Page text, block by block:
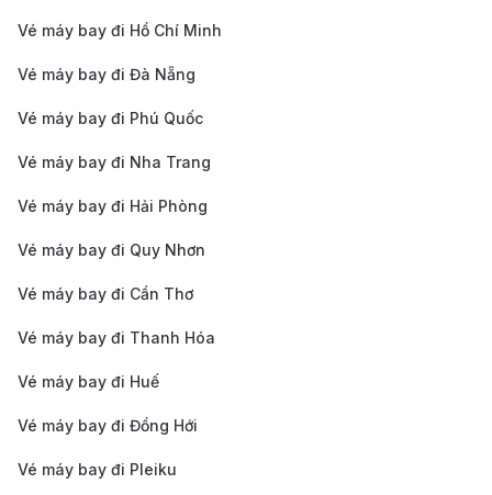
chóng và tiện lợi.
Dịch vụ bổ trợ đa dạng:
Booking còn cung cấp các dịch vụ như đặt chỗ
trước, mua thêm hành lý ký gửi, bảo hiểm du lịch,
Kinh nghiệm du lịch Pau – Hành
trình khám phá thành phố miền
Nam nước Pháp
Pau, nổi bật với phong cảnh thiên nhiên tuyệt đẹp,
kiến trúc cổ kính và nền văn hóa đặc trưng của miền
ai yêu thích lịch sử, nghệ thuật và khám phá vẻ đẹp
Vé máy bay đi Hồ Chí Minh
Vé máy bay đi Đà Nẵng
Vé máy bay đi Phú Quốc
Vé máy bay đi Nha Trang
Vé máy bay đi Hải Phòng
Vé máy bay đi Quy Nhơn
Vé máy bay đi Cần Thơ
Vé máy bay đi Thanh Hóa
Vé máy bay đi Huế
Vé máy bay đi Đồng Hới
Vé máy bay đi Pleiku